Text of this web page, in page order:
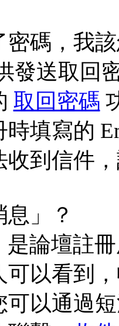
密碼，我
發送取回
取回密碼
填寫的
收到信件
」？
論壇註
可以看到
可以通過